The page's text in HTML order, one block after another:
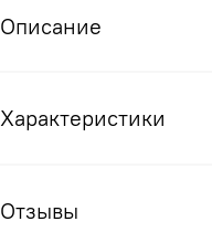
Описание
Характеристики
Отзывы